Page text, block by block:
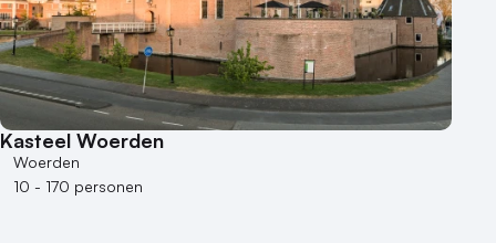
10 of meer zalen
Aantal personen
1 - 50 personen
50 - 100 personen
100 - 250 personen
250 - 500 personen
Kasteel Woerden
Woerden
10 - 170 personen